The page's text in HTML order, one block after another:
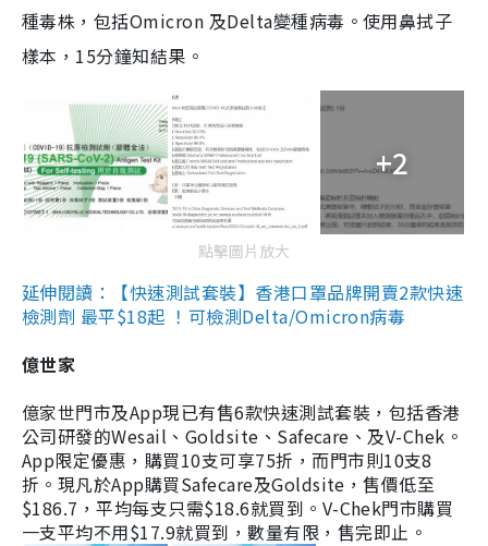
種毒株，包括Omicron 及Delta變種病毒。使用鼻拭子
樣本，15分鐘知結果。
+2
點擊圖片放大
延伸閱讀：【快速測試套裝】香港口罩品牌開賣2款快速
檢測劑 最平$18起 ！可檢測Delta/Omicron病毒
億世家
億家世門市及App現已有售6款快速測試套裝，包括香港
公司研發的Wesail、Goldsite、Safecare、及V-Chek。
App限定優惠，購買10支可享75折，而門市則10支8
折。現凡於App購買Safecare及Goldsite，售價低至
$186.7，平均每支只需$18.6就買到。V-Chek門市購買
一支平均不用$17.9就買到，數量有限，售完即止。